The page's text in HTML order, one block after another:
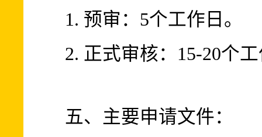
1. 预审：5个工作日。
2. 正式审核：15-20个
五、主要申请文件：